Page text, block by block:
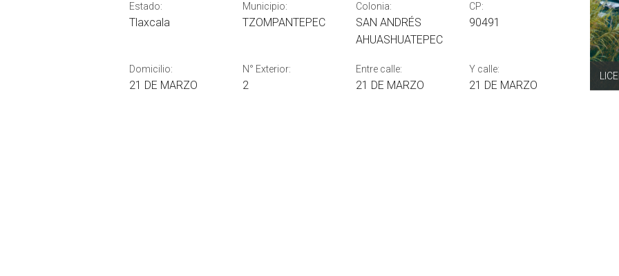
Estado:
Tlaxcala
Municipio:
TZOMPANTEPEC
Colonia:
SAN ANDRÉS
AHUASHUATEPEC
CP:
90491
Domicilio:
21 DE MARZO
N° Exterior:
2
Entre calle:
21 DE MARZO
Y calle:
21 DE MARZO